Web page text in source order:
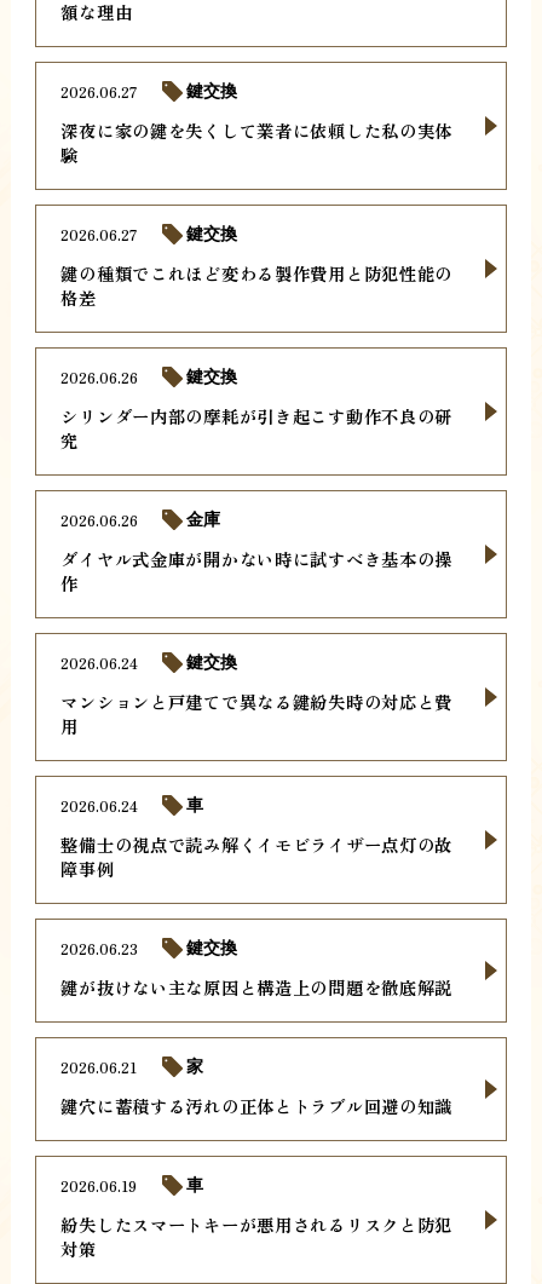
額な理由
深夜に家の鍵を失くして業者に依頼した私の実体
験
2026.06.27 鍵交換
鍵の種類でこれほど変わる製作費用と防犯性能の
格差
2026.06.27 鍵交換
シリンダー内部の摩耗が引き起こす動作不良の研
究
2026.06.26 鍵交換
ダイヤル式金庫が開かない時に試すべき基本の操
作
2026.06.26 金庫
マンションと戸建てで異なる鍵紛失時の対応と費
用
2026.06.24 鍵交換
整備士の視点で読み解くイモビライザー点灯の故
障事例
2026.06.24 車
鍵が抜けない主な原因と構造上の問題を徹底解説
2026.06.23 鍵交換
鍵穴に蓄積する汚れの正体とトラブル回避の知識
2026.06.21 家
紛失したスマートキーが悪用されるリスクと防犯
対策
2026.06.19 車